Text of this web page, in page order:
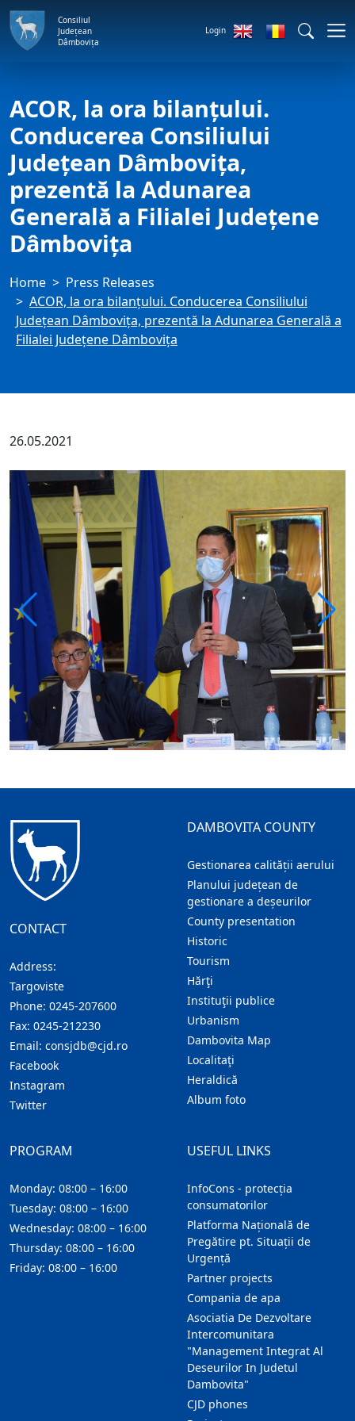
Consiliul
Județean
Dâmbovița
Login
ACOR, la ora bilanțului.
Conducerea Consiliului
Județean Dâmbovița,
prezentă la Adunarea
Generală a Filialei Județene
Dâmbovița
Home
Press Releases
ACOR, la ora bilanțului. Conducerea Consiliului
Județean Dâmbovița, prezentă la Adunarea Generală a
Filialei Județene Dâmbovița
26.05.2021
CONTACT
Address:
Targoviste
Phone: 0245-207600
Fax: 0245-212230
Email: consjdb@cjd.ro
Facebook
Instagram
Twitter
DAMBOVITA COUNTY
Gestionarea calității aerului
Planului județean de
gestionare a deșeurilor
County presentation
Historic
Tourism
Hărţi
Instituţii publice
Urbanism
Dambovita Map
Localitaţi
Heraldică
Album foto
USEFUL LINKS
InfoCons - protecția
consumatorilor
Platforma Națională de
Pregătire pt. Situații de
Urgență
Partner projects
Compania de apa
Asociatia De Dezvoltare
Intercomunitara
"Management Integrat Al
Deseurilor In Judetul
Dambovita"
CJD phones
PROGRAM
Monday: 08:00 – 16:00
Tuesday: 08:00 – 16:00
Wednesday: 08:00 – 16:00
Thursday: 08:00 – 16:00
Friday: 08:00 – 16:00